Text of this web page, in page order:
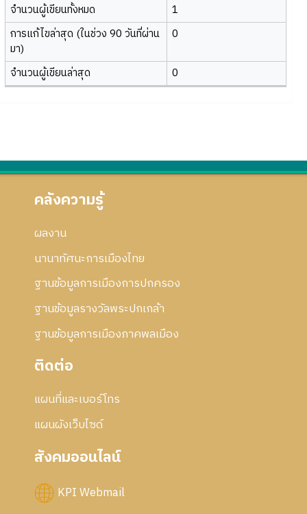
จำนวนผู้เขียนทั้งหมด
1
การแก้ไขล่าสุด (ในช่วง 90 วันที่ผ่าน
มา)
0
จำนวนผู้เขียนล่าสุด 0
คลังความรู้
ผลงาน
นานาทัศนะการเมืองไทย
ฐานข้อมูลการเมืองการปกครอง
ฐานข้อมูลรางวัลพระปกเกล้า
ฐานข้อมูลการเมืองภาคพลเมือง
ติดต่อ
แผนที่และเบอร์โทร
แผนผังเว็บไซด์
สังคมออนไลน์
KPI Webmail